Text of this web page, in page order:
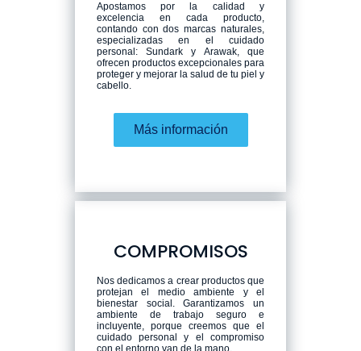
Apostamos por la calidad y
excelencia en cada producto,
contando con dos marcas naturales,
especializadas en el cuidado
personal: Sundark y Arawak, que
ofrecen productos excepcionales para
proteger y mejorar la salud de tu piel y
cabello.
Más información
COMPROMISOS
Nos dedicamos a crear productos que
protejan el medio ambiente y el
bienestar social. Garantizamos un
ambiente de trabajo seguro e
incluyente, porque creemos que el
cuidado personal y el compromiso